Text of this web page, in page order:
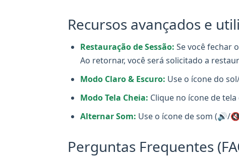
Recursos avançados e
Restauração de Sessão: Se você fechar
Ao retornar, você será solicitado a
Modo Claro & Escuro: Use o ícone do
Modo Tela Cheia: Clique no ícone de
Alternar Som: Use o ícone de som (🔊/
Perguntas Frequentes